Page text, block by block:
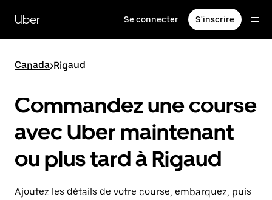
contenu
principal
Uber Se connecter S'inscrire
Canada>Rigaud
Commandez une course
avec Uber maintenant
ou plus tard à Rigaud
Ajoutez les détails de votre course, embarquez, puis